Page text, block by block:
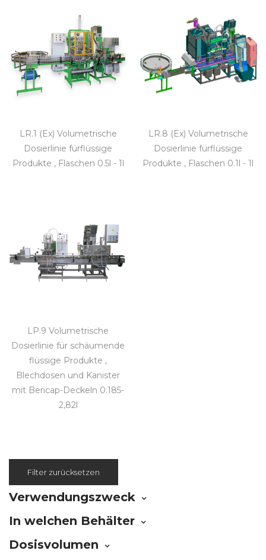
LR.1 (Ex) Volumetrische
Dosierlinie fürflüssige
Produkte , Flaschen 0.5l - 1l
LR.8 (Ex) Volumetrische
Dosierlinie fürflüssige
Produkte , Flaschen 0.1l - 1l
LP.9 Volumetrische
Dosierlinie für schäumende
flüssige Produkte ,
Blechdosen und Kanister
mit Bericap-Deckeln 0.185-
2,82l
Filter zurücksetzen
Verwendungszweck
In welchen Behälter
Dosisvolumen